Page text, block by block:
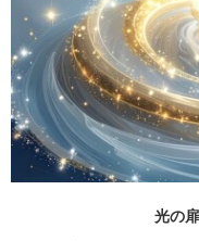
光の